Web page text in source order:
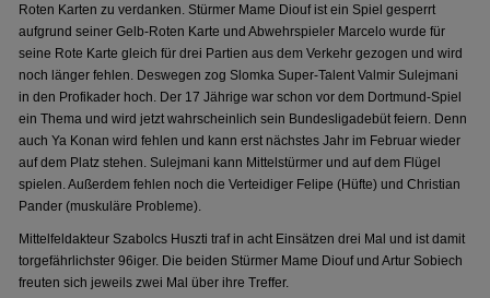
Roten Karten zu verdanken. Stürmer Mame Diouf ist ein Spiel gesperrt
aufgrund seiner Gelb-Roten Karte und Abwehrspieler Marcelo wurde für
seine Rote Karte gleich für drei Partien aus dem Verkehr gezogen und wird
noch länger fehlen. Deswegen zog Slomka Super-Talent Valmir Sulejmani
in den Profikader hoch. Der 17 Jährige war schon vor dem Dortmund-Spiel
ein Thema und wird jetzt wahrscheinlich sein Bundesligadebüt feiern. Denn
auch Ya Konan wird fehlen und kann erst nächstes Jahr im Februar wieder
auf dem Platz stehen. Sulejmani kann Mittelstürmer und auf dem Flügel
spielen. Außerdem fehlen noch die Verteidiger Felipe (Hüfte) und Christian
Pander (muskuläre Probleme).
Mittelfeldakteur Szabolcs Huszti traf in acht Einsätzen drei Mal und ist damit
torgefährlichster 96iger. Die beiden Stürmer Mame Diouf und Artur Sobiech
freuten sich jeweils zwei Mal über ihre Treffer.